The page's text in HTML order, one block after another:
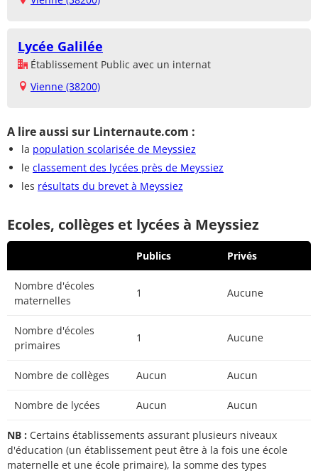
Lycée Galilée
Établissement Public avec un internat
Vienne (38200)
A lire aussi sur Linternaute.com :
la population scolarisée de Meyssiez
le classement des lycées près de Meyssiez
les résultats du brevet à Meyssiez
Ecoles, collèges et lycées à Meyssiez
Publics Privés
Nombre d'écoles
maternelles
1 Aucune
Nombre d'écoles
primaires
1 Aucune
Nombre de collèges Aucun Aucun
Nombre de lycées Aucun Aucun
NB : Certains établissements assurant plusieurs niveaux
d'éducation (un établissement peut être à la fois une école
maternelle et une école primaire), la somme des types